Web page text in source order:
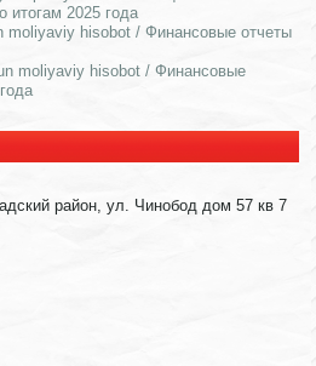
итогам 2025 года
moliyaviy hisobot / Финансовые отчеты
moliyaviy hisobot / Финансовые
район, ул. Чинобод дом 57 кв 7